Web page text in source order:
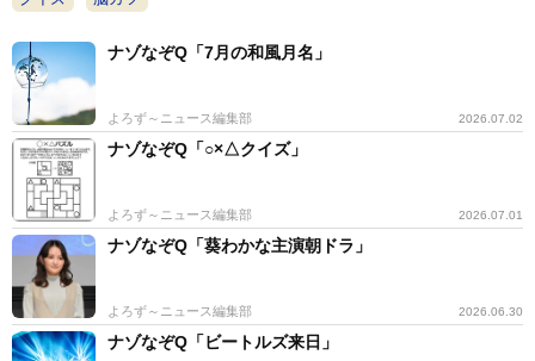
ナゾなぞQ「7月の和風月名」
よろず～ニュース編集部 2026.07.02
ナゾなぞQ「○×△クイズ」
よろず～ニュース編集部 2026.07.01
ナゾなぞQ「葵わかな主演朝ドラ」
よろず～ニュース編集部 2026.06.30
ナゾなぞQ「ビートルズ来日」